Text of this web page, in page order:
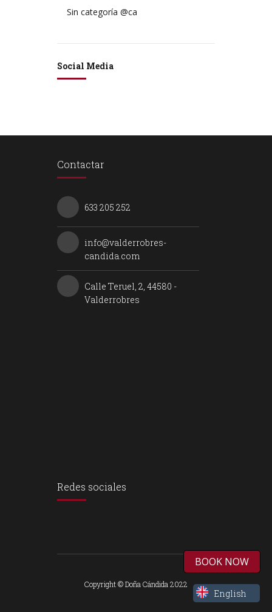
Sin categoría @ca
Social Media
Contactar
633 205 252
info@valderrobres-
candida.com
Calle Teruel, 2, 44580 -
Valderrobres
Redes sociales
English
BOOK NOW
Copyright © Doña Cándida 2022